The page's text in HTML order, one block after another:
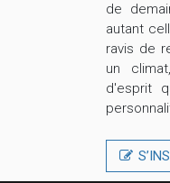
de
autant
ravis de
un
d'esprit